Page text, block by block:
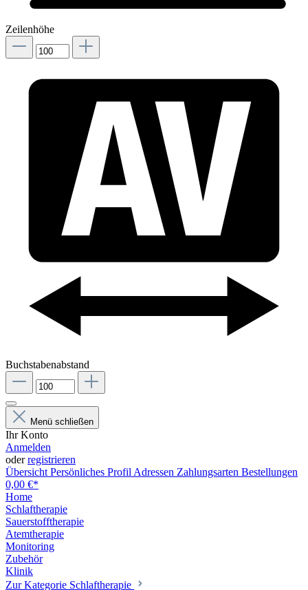
Zeilenhöhe
Buchstabenabstand
Menü schließen
Ihr Konto
Anmelden
oderregistrieren
Übersicht Persönliches Profil Adressen Zahlungsarten Bestellungen
0,00 €*
Home
Schlaftherapie
Sauerstofftherapie
Atemtherapie
Monitoring
Zubehör
Klinik
Zur Kategorie Schlaftherapie